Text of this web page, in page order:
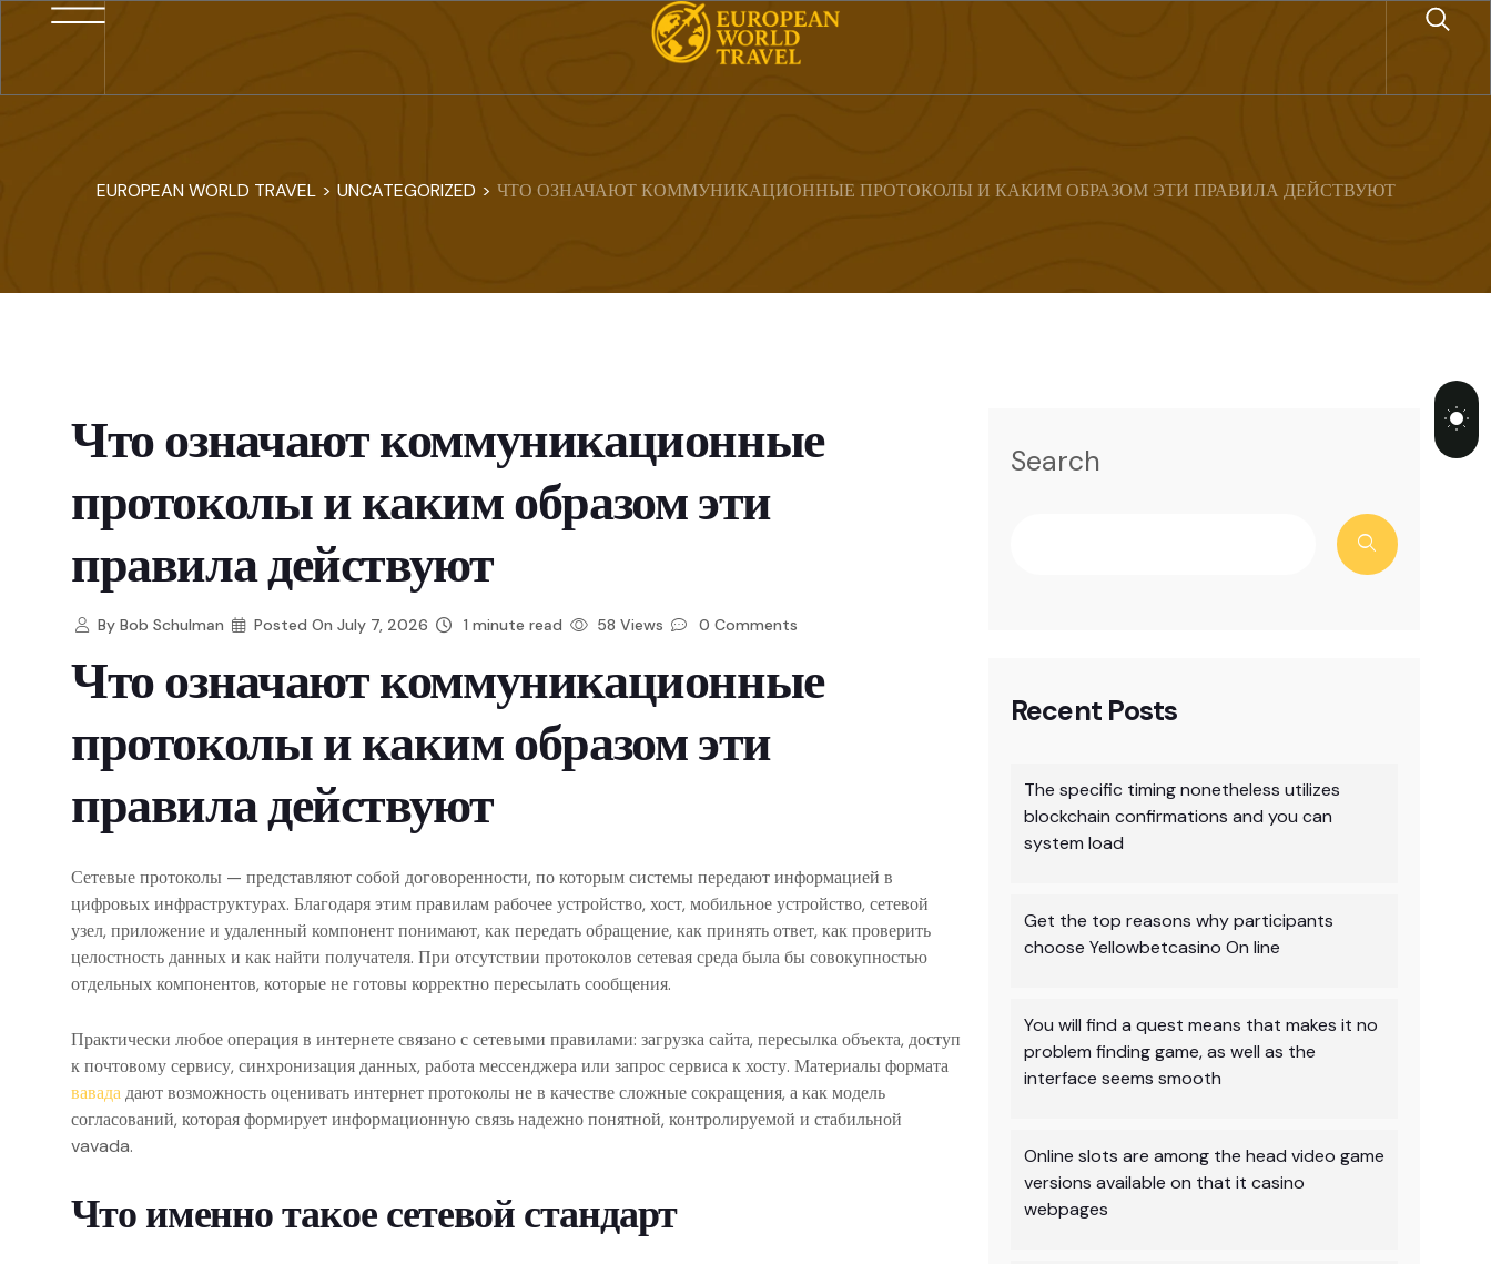
EUROPEAN WORLD TRAVEL > UNCATEGORIZED > ЧТО ОЗНАЧАЮТ КОММУНИКАЦИОННЫЕ ПРОТОКОЛЫ И КАКИМ ОБРАЗОМ ЭТИ ПРАВИЛА ДЕЙСТВУЮТ
Что означают коммуникационные
протоколы и каким образом эти
правила действуют
ByBob Schulman Posted On July 7, 2026 1 minute read 58 Views 0 Comments
Что означают коммуникационные
протоколы и каким образом эти
правила действуют
Сетевые протоколы — представляют собой договоренности, по которым системы передают информацией в
цифровых инфраструктурах. Благодаря этим правилам рабочее устройство, хост, мобильное устройство, сетевой
узел, приложение и удаленный компонент понимают, как передать обращение, как принять ответ, как проверить
целостность данных и как найти получателя. При отсутствии протоколов сетевая среда была бы совокупностью
отдельных компонентов, которые не готовы корректно пересылать сообщения.
Практически любое операция в интернете связано с сетевыми правилами: загрузка сайта, пересылка объекта, доступ
к почтовому сервису, синхронизация данных, работа мессенджера или запрос сервиса к хосту. Материалы формата
вавададают возможность оценивать интернет протоколы не в качестве сложные сокращения, а как модель
согласований, которая формирует информационную связь надежно понятной, контролируемой и стабильной
vavada.
Что именно такое сетевой стандарт
Search
Recent Posts
The specific timing nonetheless utilizes
blockchain confirmations and you can
system load
Get the top reasons why participants
choose Yellowbetcasino On line
You will find a quest means that makes it no
problem finding game, as well as the
interface seems smooth
Online slots are among the head video game
versions available on that it casino
webpages